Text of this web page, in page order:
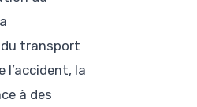
transport
l’accident, la
à des